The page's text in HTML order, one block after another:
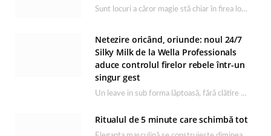
Sunt locuri a căror magie stă chiar în firea lor naturală, iar Lacul Ursu din…
Netezire oricând, oriunde: noul 24/7
Silky Milk de la Wella Professionals
aduce controlul firelor rebele într-un
singur gest
Un leave in sub forma lăptoasă, fără clătire care completează rutina Ultimate Smooth și transformă…
Ritualul de 5 minute care schimbă tot